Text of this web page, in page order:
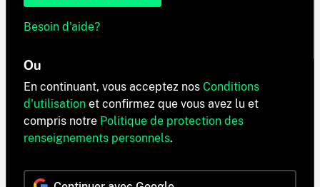
Besoin d'aide?
Ou
En continuant, vous acceptez nos Conditions
d'utilisation et confirmez que vous avez lu et
compris notre Politique de protection des
renseignements personnels.